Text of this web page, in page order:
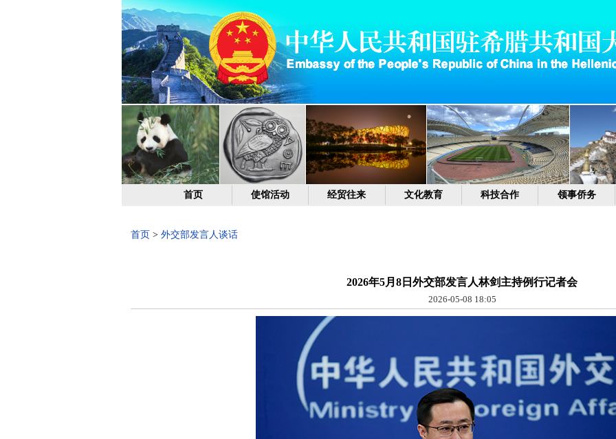
首页 使馆活动 经贸往来 文化教育 科技合作 领事侨务
首页 > 外交部发言人谈话
2026年5月8日外交部发言人林剑主持例行记者会
2026-05-08 18:05